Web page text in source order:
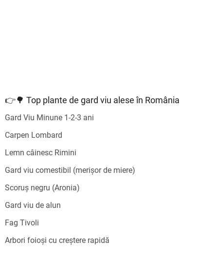
👉🌳 Top plante de gard viu alese în România
Gard Viu Minune 1-2-3 ani
Carpen Lombard
Lemn câinesc Rimini
Gard viu comestibil (merișor de miere)
Scoruș negru (Aronia)
Gard viu de alun
Fag Tivoli
Arbori foioși cu creștere rapidă